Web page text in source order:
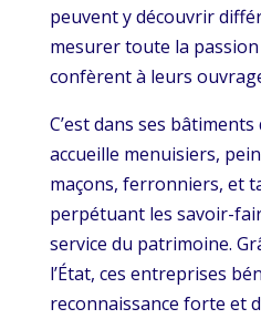
peuvent y découvrir
mesurer toute la
confèrent à leurs
C’est dans ses
accueille menuisiers,
maçons, ferronniers, et
perpétuant les savoir-
service du patrimoine.
l’État, ces entreprises
reconnaissance forte et